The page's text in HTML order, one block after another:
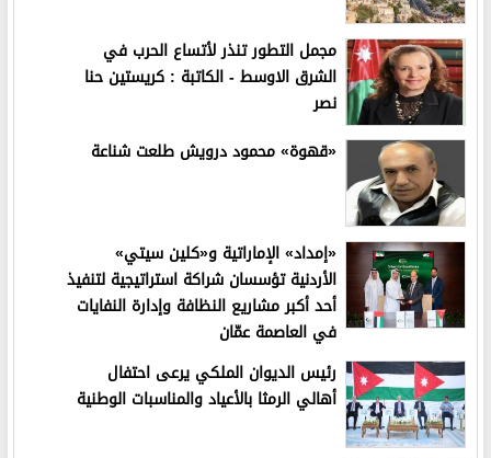
مجمل التطور تنذر لأتساع الحرب في
الشرق الاوسط - الكاتبة : كريستين حنا
نصر
«قهوة» محمود درويش طلعت شناعة
«إمداد» الإماراتية و«كلين سيتي»
الأردنية تؤسسان شراكة استراتيجية لتنفيذ
أحد أكبر مشاريع النظافة وإدارة النفايات
في العاصمة عمّان
رئيس الديوان الملكي يرعى احتفال
أهالي الرمثا بالأعياد والمناسبات الوطنية